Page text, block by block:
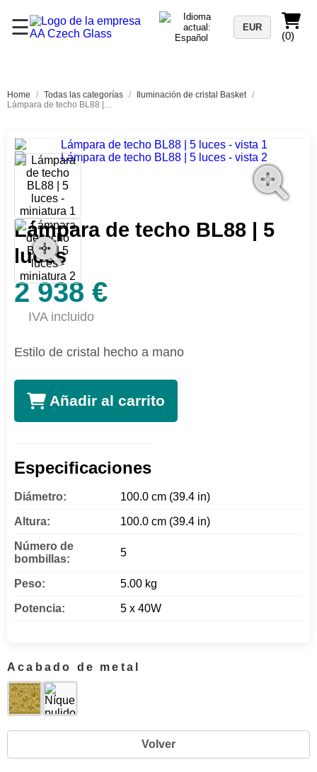
☰ EUR
(0)
Home / Todas las categorías / Iluminación de cristal Basket /
Lámpara de techo BL88 | 5 luces
Lámpara de techo BL88 | 5
luces
2 938 €
IVA incluido
Estilo de cristal hecho a mano
Añadir al carrito
Especificaciones
Diámetro: 100.0 cm (39.4 in)
Altura: 100.0 cm (39.4 in)
Número de
bombillas:
5
Peso: 5.00 kg
Potencia: 5 x 40W
Acabado de metal
Volver